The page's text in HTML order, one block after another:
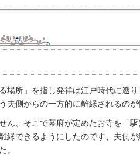
場所」を指し発祥は江戸時代に遡
側からの一方的に離縁されるのが
ん、そこで幕府が定めたお寺を「
縁できるようにしたのです、夫側
。